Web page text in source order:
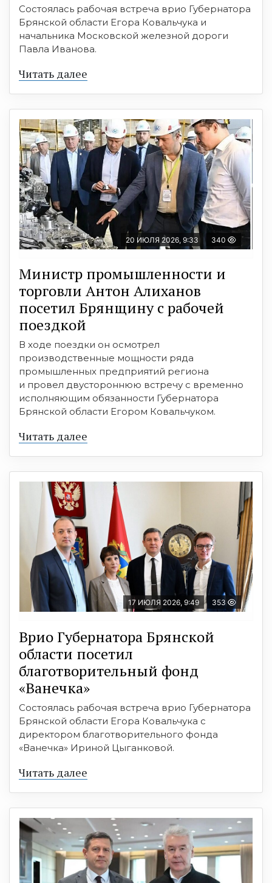
Состоялась рабочая встреча врио Губернатора
Брянской области Егора Ковальчука и
начальника Московской железной дороги
Павла Иванова.
Читать далее
20 ИЮЛЯ 2026, 9:33 340
Министр промышленности и
торговли Антон Алиханов
посетил Брянщину с рабочей
поездкой
В ходе поездки он осмотрел
производственные мощности ряда
промышленных предприятий региона
и провел двустороннюю встречу с временно
исполняющим обязанности Губернатора
Брянской области Егором Ковальчуком.
Читать далее
17 ИЮЛЯ 2026, 9:49 353
Врио Губернатора Брянской
области посетил
благотворительный фонд
«Ванечка»
Состоялась рабочая встреча врио Губернатора
Брянской области Егора Ковальчука с
директором благотворительного фонда
«Ванечка» Ириной Цыганковой.
Читать далее